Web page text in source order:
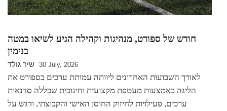
חודש של ספורט, מנהיגות וקהילה הגיע לשיאו במטה
בנימין
שיר גולד 30 July, 2026
לאורך השבועות האחרונים ליוותה עמותת ערכים בספורט את
הליגה באמצעות מעטפת מקצועית וחינוכית שכללה סדנאות
ערכים, פעילויות לחיזוק החוסן האישי והקבוצתי, ודגש על